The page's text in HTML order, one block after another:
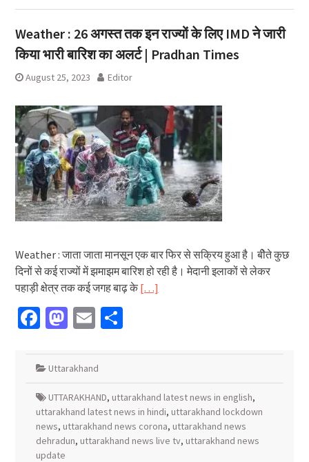
Weather : 26 अगस्त तक इन राज्यों के लिए IMD ने जारी
किया भारी बारिश का अलर्ट | Pradhan Times
August 25, 2023 Editor
Weather : जाता जाता मानसून एक बार फिर से सक्रिय हुआ है। बीेते कुछ
दिनों से कई राज्यों में झमाझम बारिश हो रही है। मेदानी इलाकों से लेकर
पहाड़ी क्षेत्र तक कई जगह बाढ़ के […]
Facebook
Mastodon
EmailShare
Uttarakhand
UTTARAKHAND, uttarakhand latest news in english,
uttarakhand latest news in hindi, uttarakhand lockdown
news, uttarakhand news corona, uttarakhand news
dehradun, uttarakhand news live tv, uttarakhand news
update